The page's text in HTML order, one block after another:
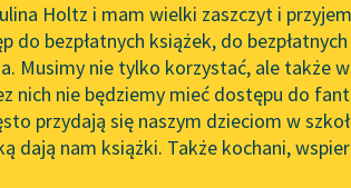
redakcyjne
literatury skandynawskiej
Spotkanie z Katarzyną
w Oslo
102. lata temu zmarł
Conrad
Holtz i mam wielki zaszczyt i
do bezpłatnych książek, do
Musimy nie tylko korzystać, ale także
nich nie będziemy mieć dostępu do
przydają się naszym dzieciom w
dają nam książki. Także kochani,
Lipszyc ✖ Wiersz✖